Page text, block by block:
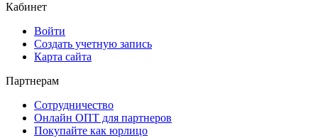
Кабинет
Войти
Создать учетную запись
Карта сайта
Партнерам
Сотрудничество
Онлайн ОПТ для партнеров
Покупайте как юрлицо